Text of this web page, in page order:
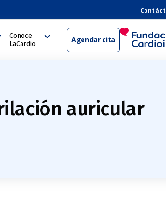
Conoce
LaCardio
Agendar cita
auricular